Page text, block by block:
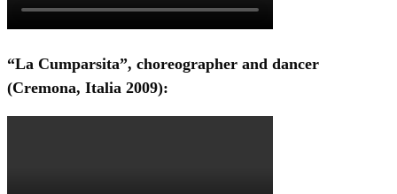
“La Cumparsita”, choreographer and dancer
(Cremona, Italia 2009):